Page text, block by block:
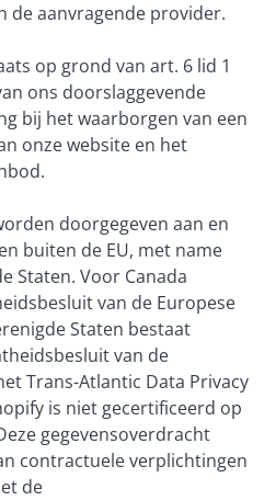
de aanvragende provider.
op grond van art. 6 lid 1
ons doorslaggevende
bij het waarborgen van een
onze website en het
doorgegeven aan en
buiten de EU, met name
Staten. Voor Canada
van de Europese
Staten bestaat
van de
Trans-Atlantic Data Privacy
is niet gecertificeerd op
gegevensoverdracht
contractuele verplichtingen
de